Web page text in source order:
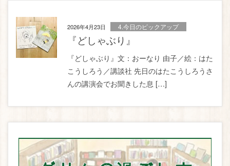
2026年4月23日 4.今日のピックアップ
『どしゃぶり』
『どしゃぶり』文：おーなり 由子／絵：はた
こうしろう／講談社 先日のはたこうしろうさ
んの講演会でお聞きした息 […]